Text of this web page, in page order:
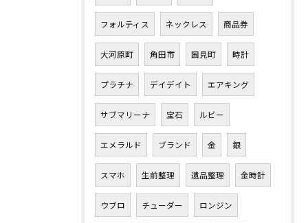
フォルティス ネックレス 商品券
大河原町 角田市 国見町 時計
プラチナ デイデイト エアキング
サブマリーナ 宝石 ルビー
エメラルド ブランド 金 銀
スマホ 生前整理 遺品整理 金時計
ウブロ チューダー ロンジン